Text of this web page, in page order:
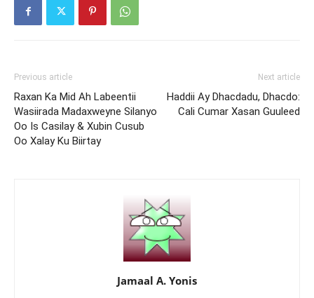
Previous article
Raxan Ka Mid Ah Labeentii
Wasiirada Madaxweyne Silanyo
Oo Is Casilay & Xubin Cusub
Oo Xalay Ku Biirtay
Next article
Haddii Ay Dhacdadu, Dhacdo:
Cali Cumar Xasan Guuleed
Jamaal A. Yonis